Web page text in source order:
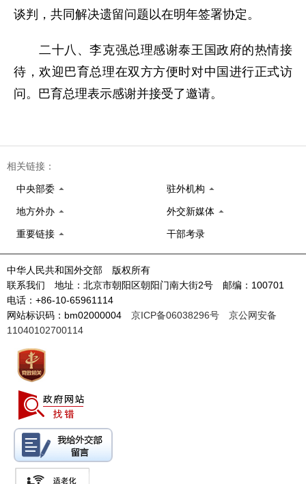
谈判，共同解决遗留问题以在明年签署协定。
二十八、李克强总理感谢泰王国政府的热情接
待，欢迎巴育总理在双方方便时对中国进行正式访
问。巴育总理表示感谢并接受了邀请。
相关链接：
中央部委 驻外机构
地方外办 外交新媒体
重要链接 干部考录
中华人民共和国外交部 版权所有
联系我们 地址：北京市朝阳区朝阳门南大街2号 邮编：100701
电话：+86-10-65961114
网站标识码：bm02000004 京ICP备06038296号
京公网安备
11040102700114